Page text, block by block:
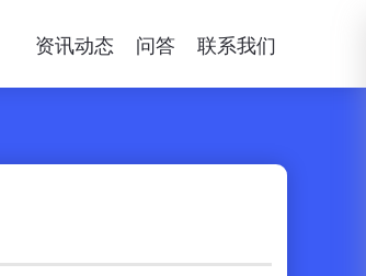
资讯动态 问答 联系我们